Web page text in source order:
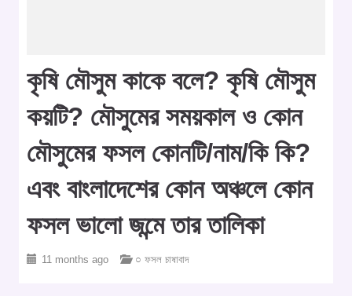
কৃষি মৌসুম কাকে বলে? কৃষি মৌসুম
কয়টি? মৌসুমের সময়কাল ও কোন
মৌসুমের ফসল কোনটি/নাম/কি কি?
এবং বাংলাদেশের কোন অঞ্চলে কোন
ফসল ভালো জন্মে তার তালিকা
11 months ago ○ ফসল চাষাবাদ